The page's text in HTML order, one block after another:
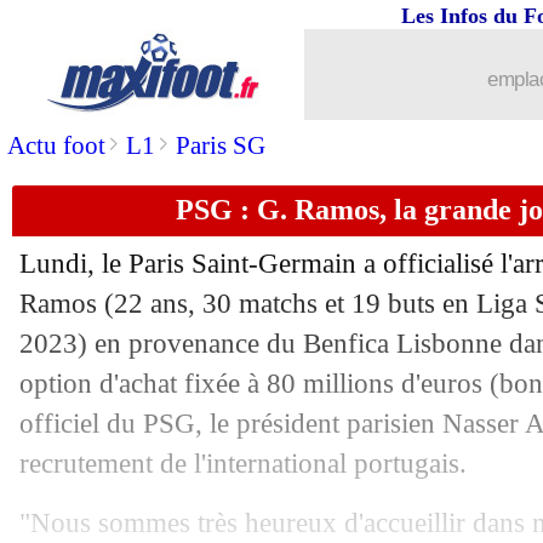
Actu foot> L1 > Paris SG
Les Infos du
PSG : G. Ramos, la grande
Lundi, le Paris Saint-Germain a officialisé
Ramos (22 ans, 30 matchs et 19 buts en Liga
2023) en provenance du Benfica Lisbonne
option d'achat fixée à 80 millions d'euros
officiel du PSG, le président parisien Nasser
recrutement de l'international portugais.
"Nous sommes très heureux d'accueillir dans
Tottenham : Van de Ven acheté 50
08/08 Man City: Walker finalement
08/08 EdF (f): l'Australie, Hervé Renard
08/08 EdF (f): Hervé Renard en veut
08/08 EdF (f) : Le Sommer sent de la
08/08 CdM (f): France 4-0 Maroc (fini)
: Matic, encore un écart avec